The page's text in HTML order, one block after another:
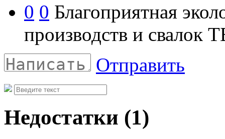
0 0 Благоприятная
производств и свалок
Отправить
Недостатки (1)